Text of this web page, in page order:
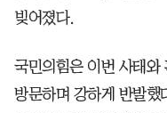
빚어졌다.
국민의힘은 이번 사태와
방문하며 강하게 반발했